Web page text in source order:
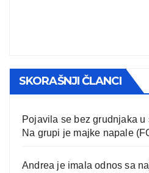
SKORAŠNJI ČLANCI
Pojavila se bez grudnjaka
Na grupi je majke napale
Andrea je imala odnos sa